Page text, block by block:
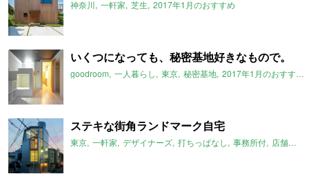
神奈川 一軒家 芝生 2017年1月のおすすめ
いくつになっても、秘密基地好きなもので。
goodroom 一人暮らし 東京 秘密基地 2017年1月のおすすめ
ステキな街角ランドマーク自宅
東京 一軒家 デザイナーズ 打ちっぱなし 事務所付 店舗付